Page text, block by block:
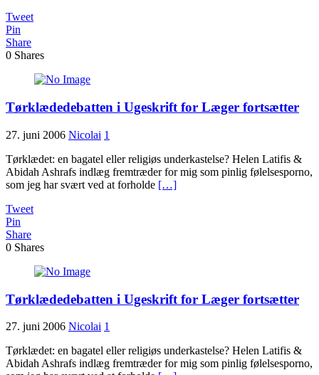
Tweet
Pin
Share
0 Shares
Tørklædedebatten i Ugeskrift for Læger fortsætter
27. juni 2006 Nicolai 1
Tørklædet: en bagatel eller religiøs underkastelse? Helen Latifis &
Abidah Ashrafs indlæg fremtræder for mig som pinlig følelsesporno,
som jeg har svært ved at forholde […]
Tweet
Pin
Share
0 Shares
Tørklædedebatten i Ugeskrift for Læger fortsætter
27. juni 2006 Nicolai 1
Tørklædet: en bagatel eller religiøs underkastelse? Helen Latifis &
Abidah Ashrafs indlæg fremtræder for mig som pinlig følelsesporno,